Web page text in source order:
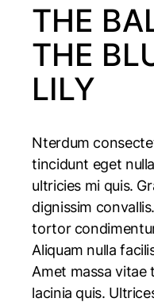
THE
THE
LILY
Nterdum
tincidunt eget
ultricies mi quis.
dignissim
tortor
Aliquam nulla
Amet massa
lacinia quis.